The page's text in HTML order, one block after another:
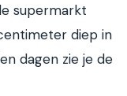
supermarkt
diep in
dagen zie je de